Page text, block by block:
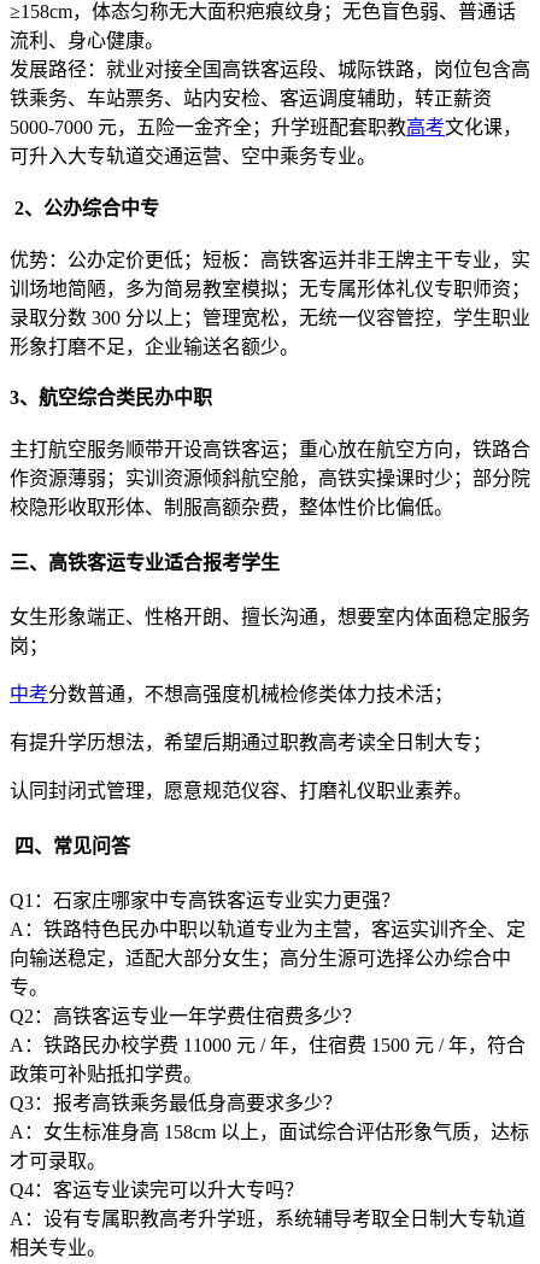
≥158cm，体态匀称无大面积疤痕纹身；无色盲色弱、普通话
流利、身心健康。
发展路径：就业对接全国高铁客运段、城际铁路，岗位包含高
铁乘务、车站票务、站内安检、客运调度辅助，转正薪资
5000-7000 元，五险一金齐全；升学班配套职教高考文化课，
可升入大专轨道交通运营、空中乘务专业。
2、公办综合中专
优势：公办定价更低；短板：高铁客运并非王牌主干专业，实
训场地简陋，多为简易教室模拟；无专属形体礼仪专职师资；
录取分数 300 分以上；管理宽松，无统一仪容管控，学生职业
形象打磨不足，企业输送名额少。
3、航空综合类民办中职
主打航空服务顺带开设高铁客运；重心放在航空方向，铁路合
作资源薄弱；实训资源倾斜航空舱，高铁实操课时少；部分院
校隐形收取形体、制服高额杂费，整体性价比偏低。
三、高铁客运专业适合报考学生
女生形象端正、性格开朗、擅长沟通，想要室内体面稳定服务
岗；
中考分数普通，不想高强度机械检修类体力技术活；
有提升学历想法，希望后期通过职教高考读全日制大专；
认同封闭式管理，愿意规范仪容、打磨礼仪职业素养。
四、常见问答
Q1：石家庄哪家中专高铁客运专业实力更强？
A：铁路特色民办中职以轨道专业为主营，客运实训齐全、定
向输送稳定，适配大部分女生；高分生源可选择公办综合中
专。
Q2：高铁客运专业一年学费住宿费多少？
A：铁路民办校学费 11000 元 / 年，住宿费 1500 元 / 年，符合
政策可补贴抵扣学费。
Q3：报考高铁乘务最低身高要求多少？
A：女生标准身高 158cm 以上，面试综合评估形象气质，达标
才可录取。
Q4：客运专业读完可以升大专吗？
A：设有专属职教高考升学班，系统辅导考取全日制大专轨道
相关专业。